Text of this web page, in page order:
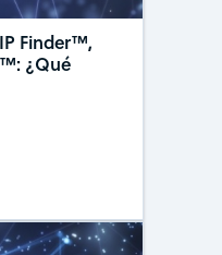
Finder™,
¿Qué